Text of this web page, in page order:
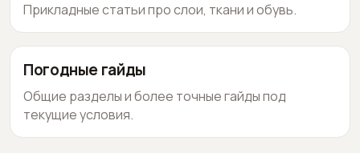
Прикладные статьи про слои, ткани и обувь.
Погодные гайды
Общие разделы и более точные гайды под
текущие условия.